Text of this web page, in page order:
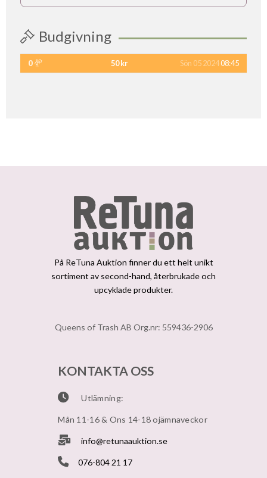
Budgivning
0 50 kr Sön 05 202408:45
På ReTuna Auktion finner du ett helt unikt
sortiment av second-hand, återbrukade och
upcyklade produkter.
Queens of Trash AB Org.nr: 559436-2906
KONTAKTA OSS
Utlämning:
Mån 11-16 & Ons 14-18 ojämnaveckor
info@retunaauktion.se
076-804 21 17